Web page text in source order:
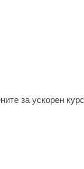
за ускорен